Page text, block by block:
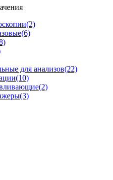
(2)
(6)
для анализов(22)
(10)
(2)
(3)